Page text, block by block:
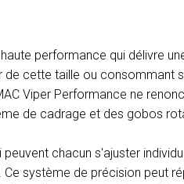
performance qui délivre
cette taille ou consommant
Viper Performance ne
de cadrage et des gobos
chacun s'ajuster
système de précision peut